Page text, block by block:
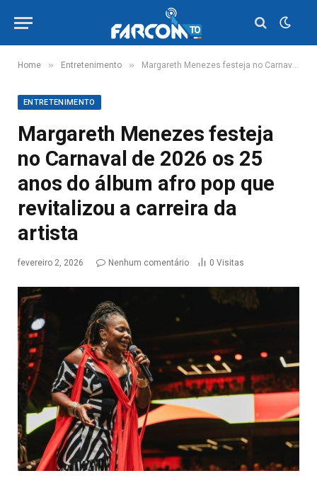
Home » Entretenimento » Margareth Menezes festeja no Carnaval de 2026 os 25 anos do álbum afro pop que revitalizou a carreira da artista
ENTRETENIMENTO
Margareth Menezes festeja
no Carnaval de 2026 os 25
anos do álbum afro pop que
revitalizou a carreira da
artista
fevereiro 2, 2026 Nenhum comentário 0 Visitas